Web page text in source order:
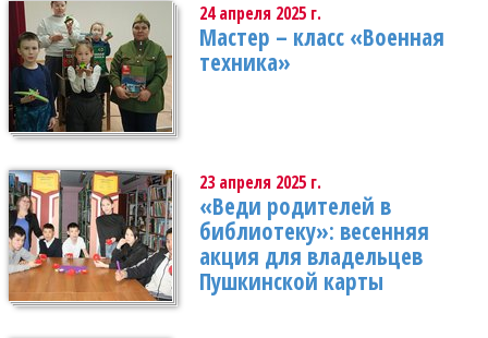
24 апреля 2025 г.
Мастер – класс «Военная
техника»
23 апреля 2025 г.
«Веди родителей в
библиотеку»: весенняя
акция для владельцев
Пушкинской карты